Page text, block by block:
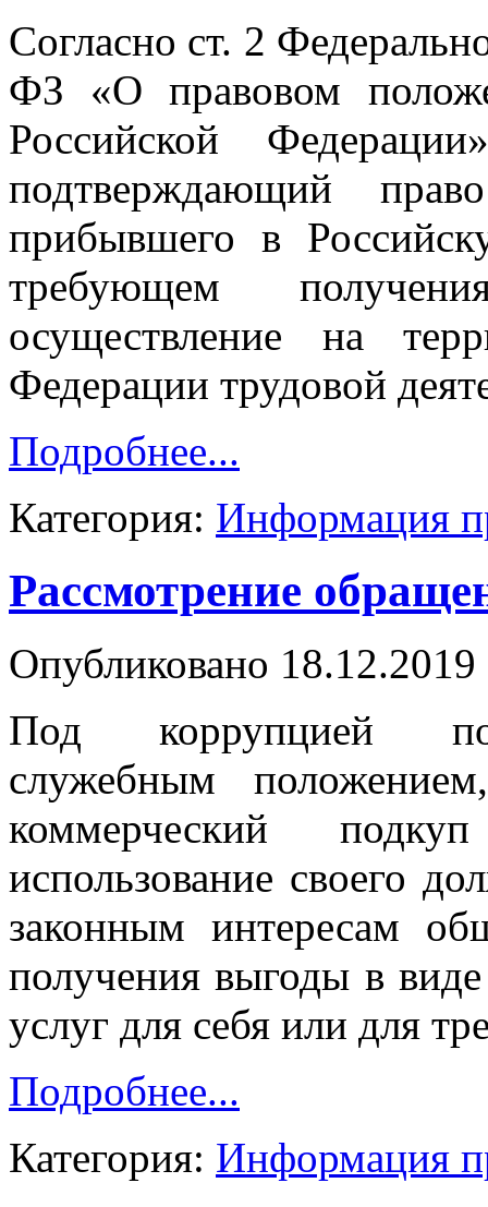
Согласно ст. 2
ФЗ «О правовом
Российской
подтверждающий
прибывшего в
требующем
осуществление на
Федерации трудовой
Подробнее...
Категория: Информация
Рассмотрение
Опубликовано 18.12.2019
Под коррупцией
служебным
коммерческий
использование своего
законным интересам
получения выгоды в
услуг для себя или для
Подробнее...
Категория: Информация